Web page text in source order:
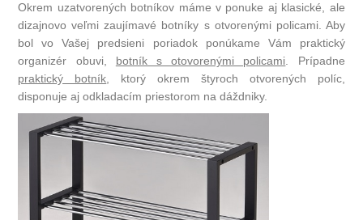
Okrem uzatvorených botníkov máme v ponuke aj klasické, ale
dizajnovo veľmi zaujímavé botníky s otvorenými policami. Aby
bol vo Vašej predsieni poriadok ponúkame Vám praktický
organizér obuvi, botník s otovorenými policami . Prípadne
praktický botník , ktorý okrem štyroch otvorených políc,
disponuje aj odkladacím priestorom na dáždniky.